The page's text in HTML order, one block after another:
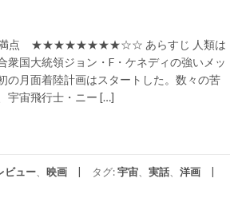
満点 ★★★★★★★★☆☆ あらすじ 人類は
衆国大統領ジョン・F・ケネディの強いメッ
の月面着陸計画はスタートした。数々の苦
宇宙飛行士・ニー […]
ビュー、 映画 タグ:宇宙、 実話、 洋画